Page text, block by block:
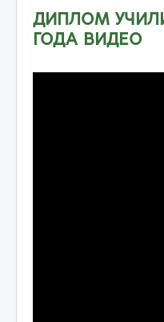
ДИПЛОМ
ГОДА ВИДЕО